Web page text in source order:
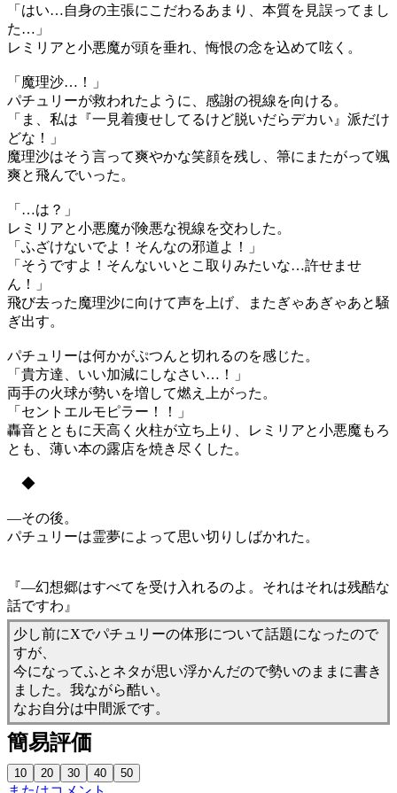
「はい…自身の主張にこだわるあまり、本質を見誤ってまし
た…」
レミリアと小悪魔が頭を垂れ、悔恨の念を込めて呟く。
「魔理沙…！」
パチュリーが救われたように、感謝の視線を向ける。
「ま、私は『一見着痩せしてるけど脱いだらデカい』派だけ
どな！」
魔理沙はそう言って爽やかな笑顔を残し、箒にまたがって颯
爽と飛んでいった。
「…は？」
レミリアと小悪魔が険悪な視線を交わした。
「ふざけないでよ！そんなの邪道よ！」
「そうですよ！そんないいとこ取りみたいな…許せませ
ん！」
飛び去った魔理沙に向けて声を上げ、またぎゃあぎゃあと騒
ぎ出す。
パチュリーは何かがぷつんと切れるのを感じた。
「貴方達、いい加減にしなさい…！」
両手の火球が勢いを増して燃え上がった。
「セントエルモピラー！！」
轟音とともに天高く火柱が立ち上り、レミリアと小悪魔もろ
とも、薄い本の露店を焼き尽くした。
◆
―その後。
パチュリーは霊夢によって思い切りしばかれた。
『―幻想郷はすべてを受け入れるのよ。それはそれは残酷な
話ですわ』
少し前にXでパチュリーの体形について話題になったので
すが、
今になってふとネタが思い浮かんだので勢いのままに書き
ました。我ながら酷い。
なお自分は中間派です。
簡易評価